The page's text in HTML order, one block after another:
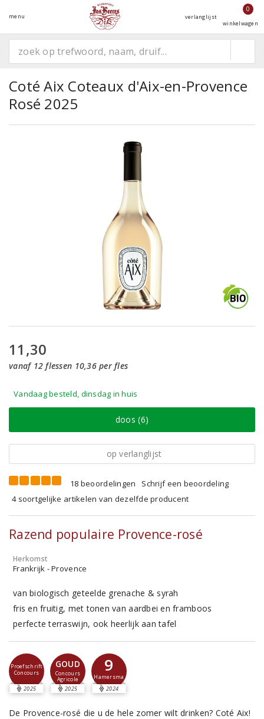
menu verlanglijst
0
winkelwagen
Coté Aix Coteaux d'Aix-en-Provence
Rosé 2025
11,30
vanaf 12 flessen 10,36 per fles
Vandaag besteld, dinsdag in huis
doos (6)
op verlanglijst
18 beoordelingen
Schrijf een beoordeling
4 soortgelijke artikelen van dezelfde producent
Razend populaire Provence-rosé
Herkomst
Frankrijk - Provence
van biologisch geteelde grenache & syrah
fris en fruitig, met tonen van aardbei en framboos
perfecte terraswijn, ook heerlijk aan tafel
Proefschrift
Concours
2025
GOUD
Concours
Agricole
2025
9
Hamersma
2024
De Provence-rosé die u de hele zomer wilt drinken? Coté Aix!